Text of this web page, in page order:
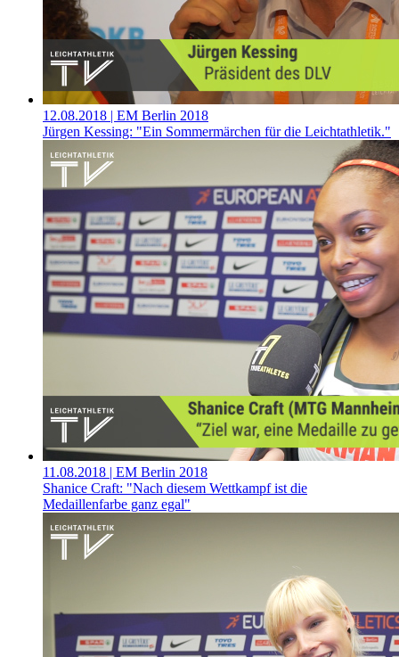
12.08.2018 | EM Berlin 2018
Jürgen Kessing: "Ein Sommermärchen für die Leichtathletik."
11.08.2018 | EM Berlin 2018
Shanice Craft: "Nach diesem Wettkampf ist die
Medaillenfarbe ganz egal"